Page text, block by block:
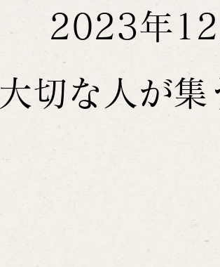
大切な人が集
2023年